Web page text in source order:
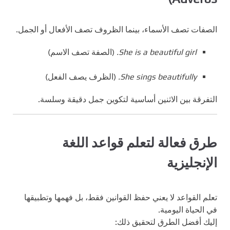
الصفات تصف الأسماء، بينما الظروف تصف الأفعال أو الجمل.
She is a beautiful girl. (الصفة تصف الاسم)
She sings beautifully. (الظرف يصف الفعل)
التفرقة بين الاثنين أساسية لتكوين جمل دقيقة وسلسة.
طرق فعالة لتعلم قواعد اللغة
الإنجليزية
تعلم القواعد لا يعني حفظ القوانين فقط، بل فهمها وتطبيقها
في الحياة اليومية.
إليك أفضل الطرق لتحقيق ذلك: